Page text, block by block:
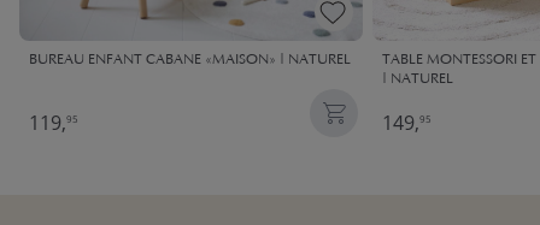
BUREAU ENFANT CABANE «MAISON» | NATUREL
119,95
TABLE MONTESSORI ET
| NATUREL
149,95